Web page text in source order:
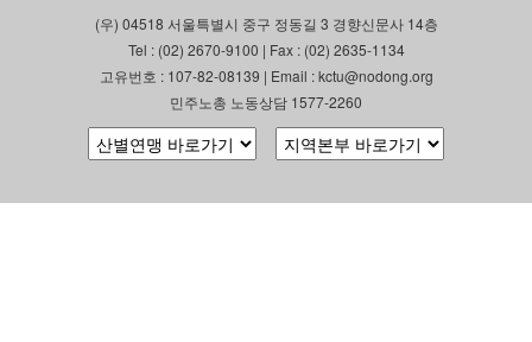
(우) 04518 서울특별시 중구 정동길 3 경향신문사 14층
Tel : (02) 2670-9100 | Fax : (02) 2635-1134
고유번호 : 107-82-08139 | Email : kctu@nodong.org
민주노총 노동상담 1577-2260